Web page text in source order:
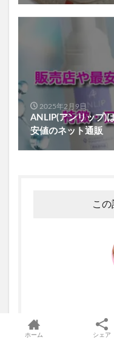
2025年2月9日
ANLIP(アンリップ)
安値のネット通販
この
ホーム シェア